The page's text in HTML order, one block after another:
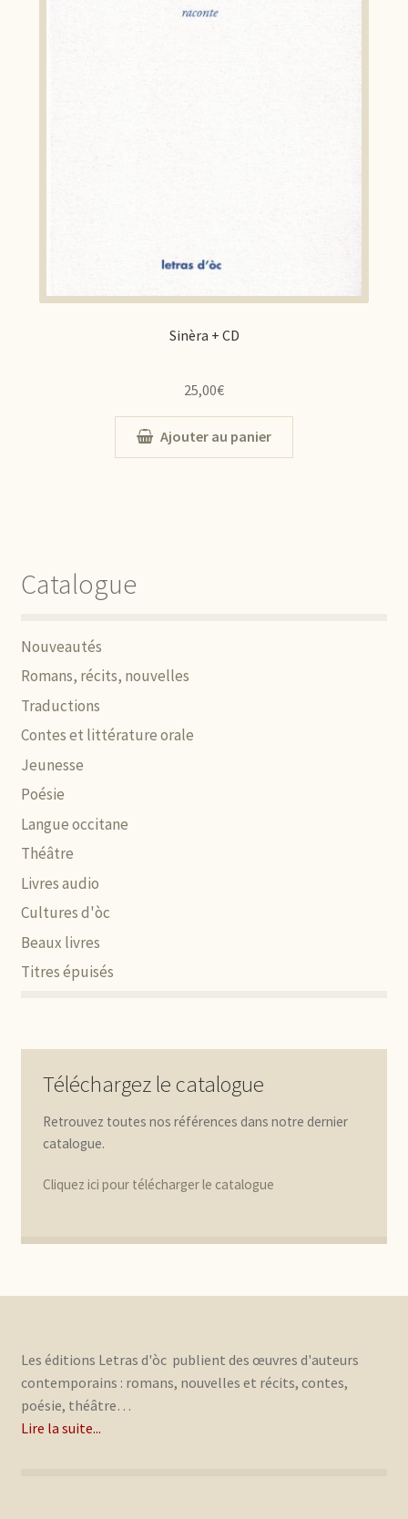
Sinèra + CD
25,00€
Ajouter au panier
Catalogue
Nouveautés
Romans, récits, nouvelles
Traductions
Contes et littérature orale
Jeunesse
Poésie
Langue occitane
Théâtre
Livres audio
Cultures d'òc
Beaux livres
Titres épuisés
Téléchargez le catalogue
Retrouvez toutes nos références dans notre dernier
catalogue.
Cliquez ici pour télécharger le catalogue
Les éditions Letras d'òc publient des œuvres d'auteurs
contemporains : romans, nouvelles et récits, contes,
poésie, théâtre…
Lire la suite...